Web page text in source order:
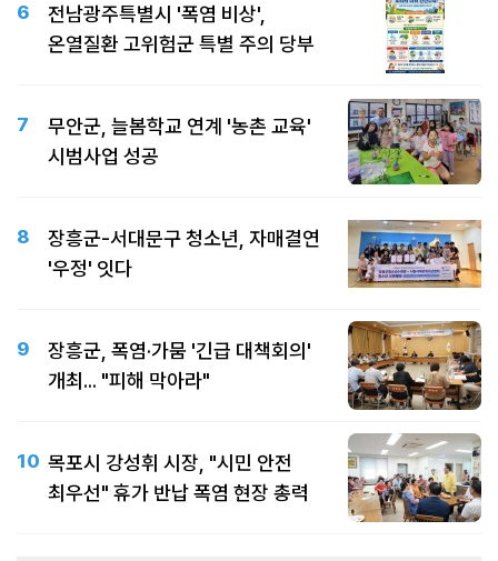
6
전남광주특별시 '폭염 비상',
온열질환 고위험군 특별 주의 당부
7
무안군, 늘봄학교 연계 '농촌 교육'
시범사업 성공
8
장흥군-서대문구 청소년, 자매결연
'우정' 잇다
9
장흥군, 폭염·가뭄 '긴급 대책회의'
개최... "피해 막아라"
10 목포시 강성휘 시장, "시민 안전
최우선" 휴가 반납 폭염 현장 총력